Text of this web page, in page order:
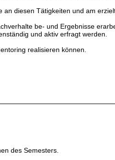
diesen Tätigkeiten und am
be- und Ergebnisse
und aktiv erfragt werden.
realisieren können.
des Semesters.